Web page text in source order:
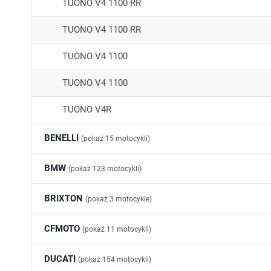
TUONO V4 1100 RR
TUONO V4 1100 RR
TUONO V4 1100
TUONO V4 1100
TUONO V4R
BENELLI (pokaż 15 motocykli)
502C
502C
BN 125
BMW (pokaż 123 motocykli)
C650 GT
F650 ST
BRIXTON (pokaż 3 motocykle)
CROSSFIRE 125
CROSSFIRE 500
CFMOTO (pokaż 11 motocykli)
1000MT-X
DUCATI (pokaż 154 motocykli)